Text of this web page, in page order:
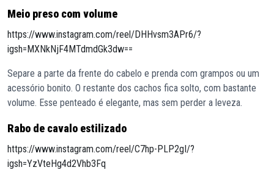
Meio preso com volume
https://www.instagram.com/reel/DHHvsm3APr6/?
igsh=MXNkNjF4MTdmdGk3dw==
Separe a parte da frente do cabelo e prenda com grampos ou um
acessório bonito. O restante dos cachos fica solto, com bastante
volume. Esse penteado é elegante, mas sem perder a leveza.
Rabo de cavalo estilizado
https://www.instagram.com/reel/C7hp-PLP2gI/?
igsh=YzVteHg4d2Vhb3Fq